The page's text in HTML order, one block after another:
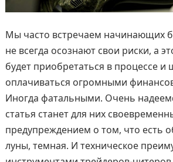
Мы часто встречаем начинающих
не всегда осознают свои риски, а
будет приобретаться в процессе и
оплачиваться огромными
Иногда фатальными. Очень
статья станет для них
предупреждением о том, что есть
луны, темная. И техническое